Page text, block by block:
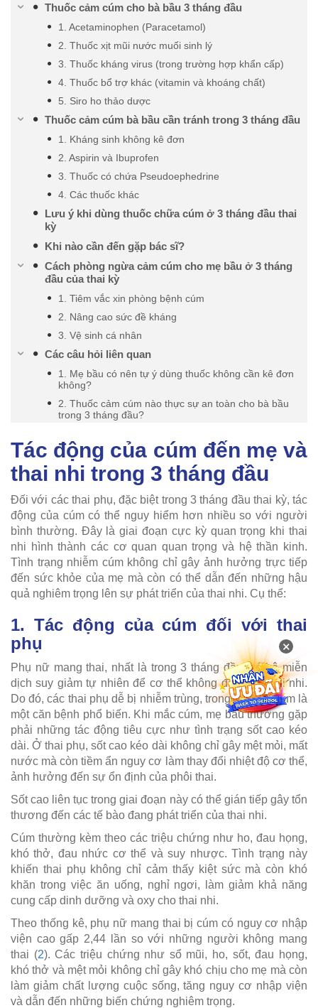
Thuốc cảm cúm cho bà bầu 3 tháng đầu
1. Acetaminophen (Paracetamol)
2. Thuốc xịt mũi nước muối sinh lý
3. Thuốc kháng virus (trong trường hợp khẩn cấp)
4. Thuốc bổ trợ khác (vitamin và khoáng chất)
5. Siro ho thảo dược
Thuốc cảm cúm bà bầu cần tránh trong 3 tháng đầu
1. Kháng sinh không kê đơn
2. Aspirin và Ibuprofen
3. Thuốc có chứa Pseudoephedrine
4. Các thuốc khác
Lưu ý khi dùng thuốc chữa cúm ở 3 tháng đầu thai
kỳ
Khi nào cần đến gặp bác sĩ?
Cách phòng ngừa cảm cúm cho mẹ bầu ở 3 tháng
đầu của thai kỳ
1. Tiêm vắc xin phòng bệnh cúm
2. Nâng cao sức đề kháng
3. Vệ sinh cá nhân
Các câu hỏi liên quan
1. Mẹ bầu có nên tự ý dùng thuốc không cần kê đơn
không?
2. Thuốc cảm cúm nào thực sự an toàn cho bà bầu
trong 3 tháng đầu?
Tác động của cúm đến mẹ và
thai nhi trong 3 tháng đầu
Đối với các thai phụ, đặc biệt trong 3 tháng đầu thai kỳ, tác
động của cúm có thể nguy hiểm hơn nhiều so với người
bình thường. Đây là giai đoạn cực kỳ quan trọng khi thai
nhi hình thành các cơ quan quan trọng và hệ thần kinh.
Tình trạng nhiễm cúm không chỉ gây ảnh hưởng trực tiếp
đến sức khỏe của mẹ mà còn có thể dẫn đến những hậu
quả nghiêm trọng lên sự phát triển của thai nhi. Cụ thể:
1. Tác động của cúm đối với thai
phụ
Phụ nữ mang thai, nhất là trong 3 tháng đầu, có hệ miễn
dịch suy giảm tự nhiên để cơ thể không đào thải thai nhi.
Do đó, các thai phụ dễ bị nhiễm trùng, trong đó cảm cúm là
một căn bệnh phổ biến. Khi mắc cúm, mẹ bầu thường gặp
phải những tác động tiêu cực như tình trạng sốt cao kéo
dài. Ở thai phụ, sốt cao kéo dài không chỉ gây mệt mỏi, mất
nước mà còn tiềm ẩn nguy cơ làm thay đổi nhiệt độ cơ thể,
ảnh hưởng đến sự ổn định của phôi thai.
Sốt cao liên tục trong giai đoạn này có thể gián tiếp gây tổn
thương đến các tế bào đang phát triển của thai nhi.
Cúm thường kèm theo các triệu chứng như ho, đau họng,
khó thở, đau nhức cơ thể và suy nhược. Tình trạng này
khiến thai phụ không chỉ cảm thấy kiệt sức mà còn khó
khăn trong việc ăn uống, nghỉ ngơi, làm giảm khả năng
cung cấp dinh dưỡng và oxy cho thai nhi.
Theo thống kê, phụ nữ mang thai bị cúm có nguy cơ nhập
viện cao gấp 2,44 lần so với những người không mang
thai (2). Các triệu chứng như sổ mũi, ho, sốt, đau họng,
khó thở và mệt mỏi không chỉ gây khó chịu cho mẹ mà còn
làm giảm chất lượng cuộc sống, tăng nguy cơ nhập viện
và dẫn đến những biến chứng nghiêm trọng.
×